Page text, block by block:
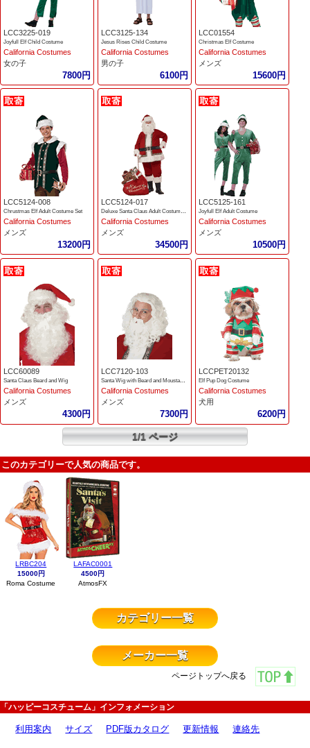
LCC3225-019
Joyfull Elf Child Costume
California Costumes
女の子
7800円
LCC3125-134
Jesus Rises Child Costume
California Costumes
男の子
6100円
LCC01554
Christmas Elf Costume
California Costumes
メンズ
15600円
LCC5124-008
Chrustmas Elf Adult Costume Set
California Costumes
メンズ
13200円
LCC5124-017
Deluxe Santa Claus Adult Costume Set
California Costumes
メンズ
34500円
LCC5125-161
Joyfull Elf Adult Costume
California Costumes
メンズ
10500円
LCC60089
Santa Claus Beard and Wig
California Costumes
メンズ
4300円
LCC7120-103
Santa Wig with Beard and Moustache
California Costumes
メンズ
7300円
LCCPET20132
Elf Pup Dog Costume
California Costumes
犬用
6200円
1/1 ページ
このカテゴリーで人気の商品です。
LRBC204
15000円
Roma Costume
LAFAC0001
4500円
AtmosFX
カテゴリー一覧
メーカー一覧
ページトップへ戻る
「ハッピーコスチューム」インフォメーション
利用案内 サイズ PDF版カタログ 更新情報 連絡先